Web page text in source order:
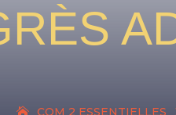
COM 2 ESSENTIELLES